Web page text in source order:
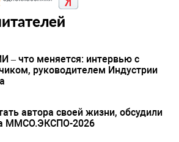
– что меняется: интервью с
руководителем Индустрии
автора своей жизни, обсудили
ММСО.ЭКСПО-2026